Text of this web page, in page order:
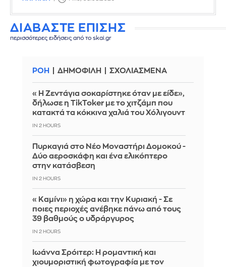
ΔΙΑΒΑΣΤΕ ΕΠΙΣΗΣ
περισσότερες ειδήσεις από το skai.gr
ΡΟΗ ΔΗΜΟΦΙΛΗ ΣΧΟΛΙΑΣΜΕΝΑ
«Η Ζεντάγια σοκαρίστηκε όταν με είδε»,
δήλωσε η TikToker με το χιτζάμπ που
κατακτά τα κόκκινα χαλιά του Χόλιγουντ
IN 2 HOURS
Πυρκαγιά στο Νέο Μοναστήρι Δομοκού -
Δύο αεροσκάφη και ένα ελικόπτερο
στην κατάσβεση
IN 2 HOURS
«Καμίνι» η χώρα και την Κυριακή - Σε
ποιες περιοχές ανέβηκε πάνω από τους
39 βαθμούς ο υδράργυρος
IN 2 HOURS
Ιωάννα Σρόιτερ: Η ρομαντική και
χιουμοριστική φωτογραφία με τον